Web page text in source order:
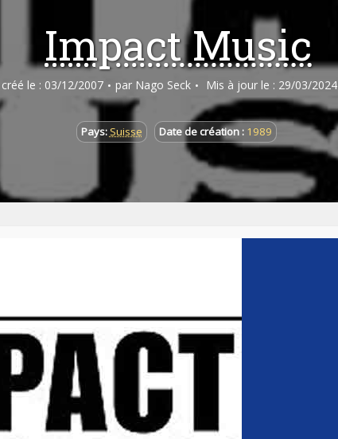
Impact Music
le : 03/12/2007 par Nago Seck Mis à jour le : 29/03/2024
Pays: Suisse Date de création : 1989